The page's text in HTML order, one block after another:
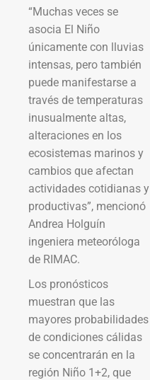
“Muchas veces se
asocia El Niño
únicamente con lluvias
intensas, pero también
puede manifestarse a
través de temperaturas
inusualmente altas,
alteraciones en los
ecosistemas marinos y
cambios que afectan
actividades cotidianas y
productivas”, mencionó
Andrea Holguín
ingeniera meteoróloga
de RIMAC.
Los pronósticos
muestran que las
mayores probabilidades
de condiciones cálidas
se concentrarán en la
región Niño 1+2, que